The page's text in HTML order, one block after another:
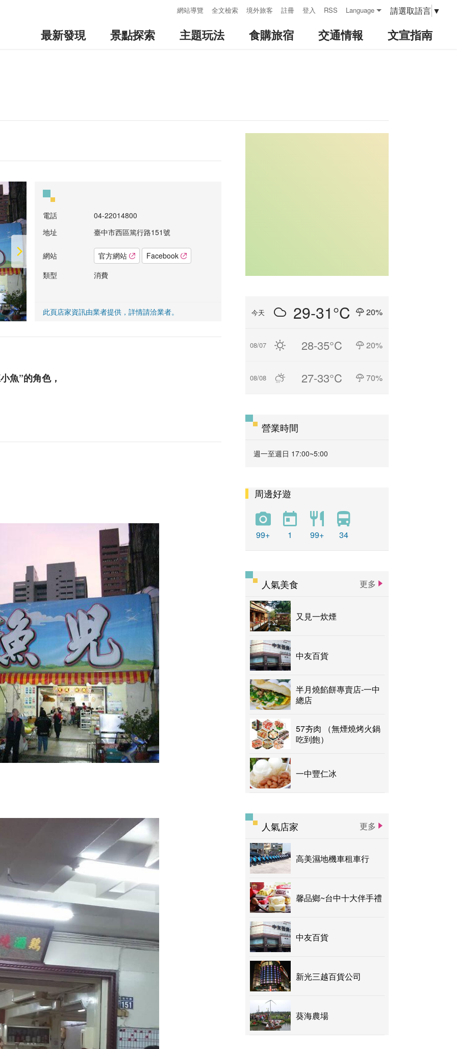
網站導覽 全文檢索 境外旅客 註冊 登入 RSS Language 請選取語言 ▼
最新發現 景點探索 主題玩法 食購旅宿 交通情報 文宣指南
電話
04-22014800
地址
臺中市西區篤行路151號
網站 官方網站
Facebook
類型
消費
此頁店家資訊由業者提供，詳情請洽業者。
魚”的角色，
今天 29-31°C 20%
08/07 28-35°C 20%
08/08 27-33°C 70%
營業時間
週一至週日 17:00~5:00
周邊好遊
99+ 1 99+ 34
人氣美食 更多
又見一炊煙
中友百貨
半月燒餡餅專賣店-一中
總店
57夯肉 （無煙燒烤火鍋
吃到飽）
一中豐仁冰
人氣店家 更多
高美濕地機車租車行
馨品鄉~台中十大伴手禮
中友百貨
新光三越百貨公司
葵海農場